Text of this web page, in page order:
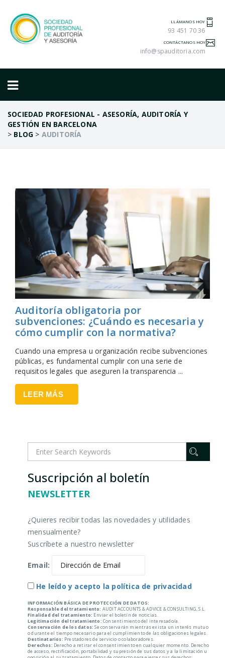
LLÁMANOS HOY
93 451 70 36
CONTÁCTANOS HOY
info@spauditoria.com
SOCIEDAD PROFESIONAL - ASESORÍA, AUDITORÍA Y
GESTIÓN EN BARCELONA
> BLOG > AUDITORÍA
Auditoría obligatoria por
subvenciones: ¿Cuándo es necesaria y
cómo cumplir con la normativa?
Cuando una empresa u organización recibe subvenciones
públicas, es fundamental cumplir con una serie de
requisitos legales que aseguren la transparencia ...
LEER MÁS
Suscripción al boletín
NEWSLETTER
¿Quieres recibir todas las novedades y utilidades
mensualmente?
Suscríbete a nuestro newsletter
Email:
He leído y acepto la política de privacidad
INFORMACIÓN BÁSICA DE PROTECCIÓN DE DATOS:
Responsable del tratamiento: AUDIT ACCOUNTS & ADVICE & CONSULTING, S.L.
Finalidad del tratamiento: Enviar el boletín de noticias.
Legitimación del tratamiento: Consentimiento del interesado/a.
Conservación de los datos: Se conservarán mientras exista un interés mutuo
o durante el tiempo necesario para el cumplimiento de las obligaciones legales.
Destinatarios: Prestadores de servicio o colaboradores.
Derechos: Derecho a retirar el consentimiento en cualquier momento. Derecho
de acceso, rectificación, portabilidad y supresión de sus datos y a la limitación u